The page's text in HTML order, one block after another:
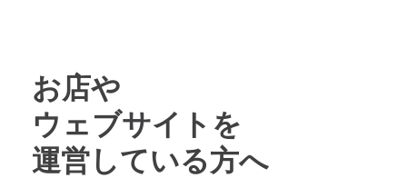
お店や
ウェブサイトを
運営している方へ